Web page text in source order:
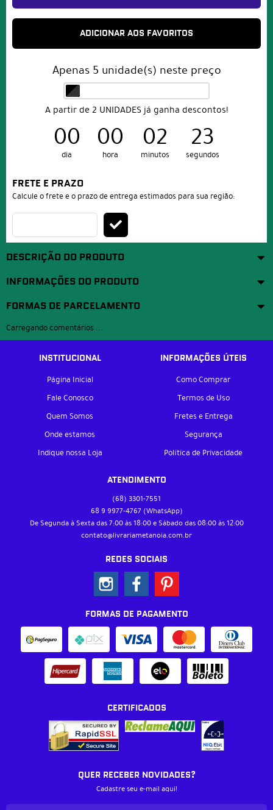
ADICIONAR AOS FAVORITOS
Apenas 5 unidade(s) neste preço
A partir de 2 UNIDADES já ganha descontos!
00
dia
00
hora
02
minutos
23
segundos
FRETE E PRAZO
Calcule o frete e o prazo de entrega estimados para sua região:
DESCRIÇÃO DO PRODUTO
INFORMAÇÕES DO PRODUTO
FORMAS DE PARCELAMENTO
Carregando comentários ...
INSTITUCIONAL
Página Inicial
Fale Conosco
Quem Somos
Onde estamos
Indique nossa Loja
INFORMAÇÕES ÚTEIS
Como Comprar
Termos de Uso
Fretes e Entrega
Segurança
Política de Privacidade
ATENDIMENTO
(68) 3301-7551
68 9 9977-4767 (WhatsApp)
De Segunda à Sexta das 7:00 às 18:00 e Sábado das 08:00 às 12:00
contato@livrariametanoia.com.br
REDES SOCIAIS
FORMAS DE PAGAMENTO
CERTIFICADOS
QUER RECEBER NOVIDADES?
Cadastre seu e-mail aqui!